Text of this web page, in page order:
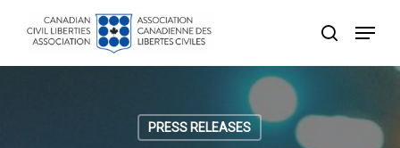
search
Menu
PRESS RELEASES